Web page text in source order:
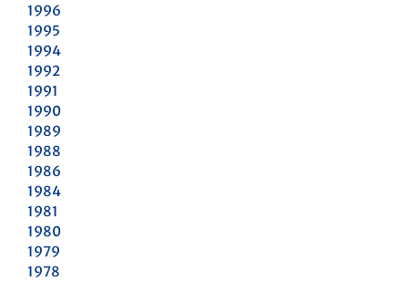
1996
1995
1994
1992
1991
1990
1989
1988
1986
1984
1981
1980
1979
1978